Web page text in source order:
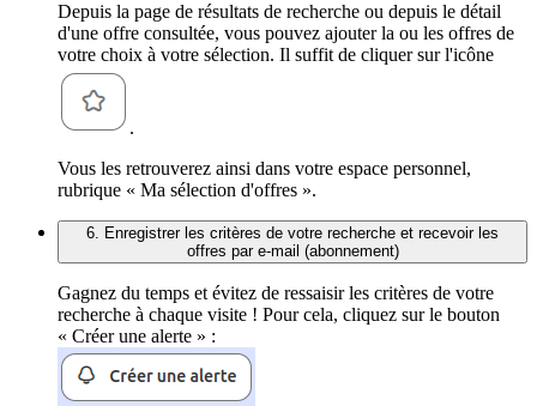
Depuis la page de résultats de recherche ou depuis le détail
d'une offre consultée, vous pouvez ajouter la ou les offres de
votre choix à votre sélection. Il suffit de cliquer sur l'icône
.
Vous les retrouverez ainsi dans votre espace personnel,
rubrique « Ma sélection d'offres ».
6. Enregistrer les critères de votre recherche et recevoir les
offres par e-mail (abonnement)
Gagnez du temps et évitez de ressaisir les critères de votre
recherche à chaque visite ! Pour cela, cliquez sur le bouton
« Créer une alerte » :